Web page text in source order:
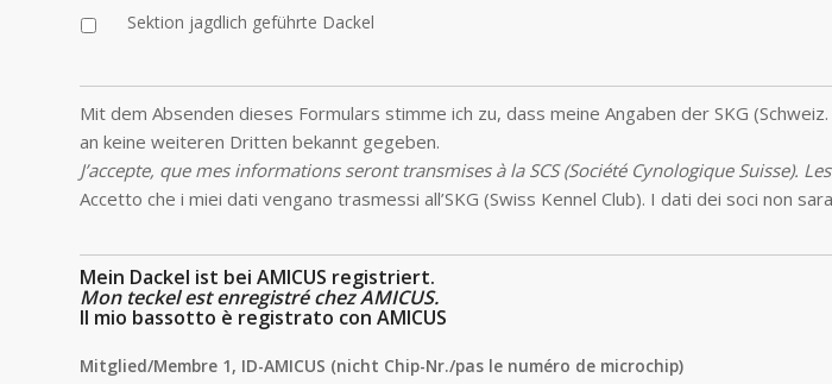
Sektion jagdlich geführte Dackel
Mit dem Absenden dieses Formulars stimme ich zu, dass meine Angaben der SKG
an keine weiteren Dritten bekannt gegeben.
J’accepte, que mes informations seront transmises à la SCS (Société Cynologique Suisse).
Accetto che i miei dati vengano trasmessi all’SKG (Swiss Kennel Club). I dati dei soci non
Mein Dackel ist bei AMICUS registriert.
Mon teckel est enregistré chez AMICUS.
Il mio bassotto è registrato con AMICUS
Mitglied/Membre 1, ID-AMICUS (nicht Chip-Nr./pas le numéro de microchip)